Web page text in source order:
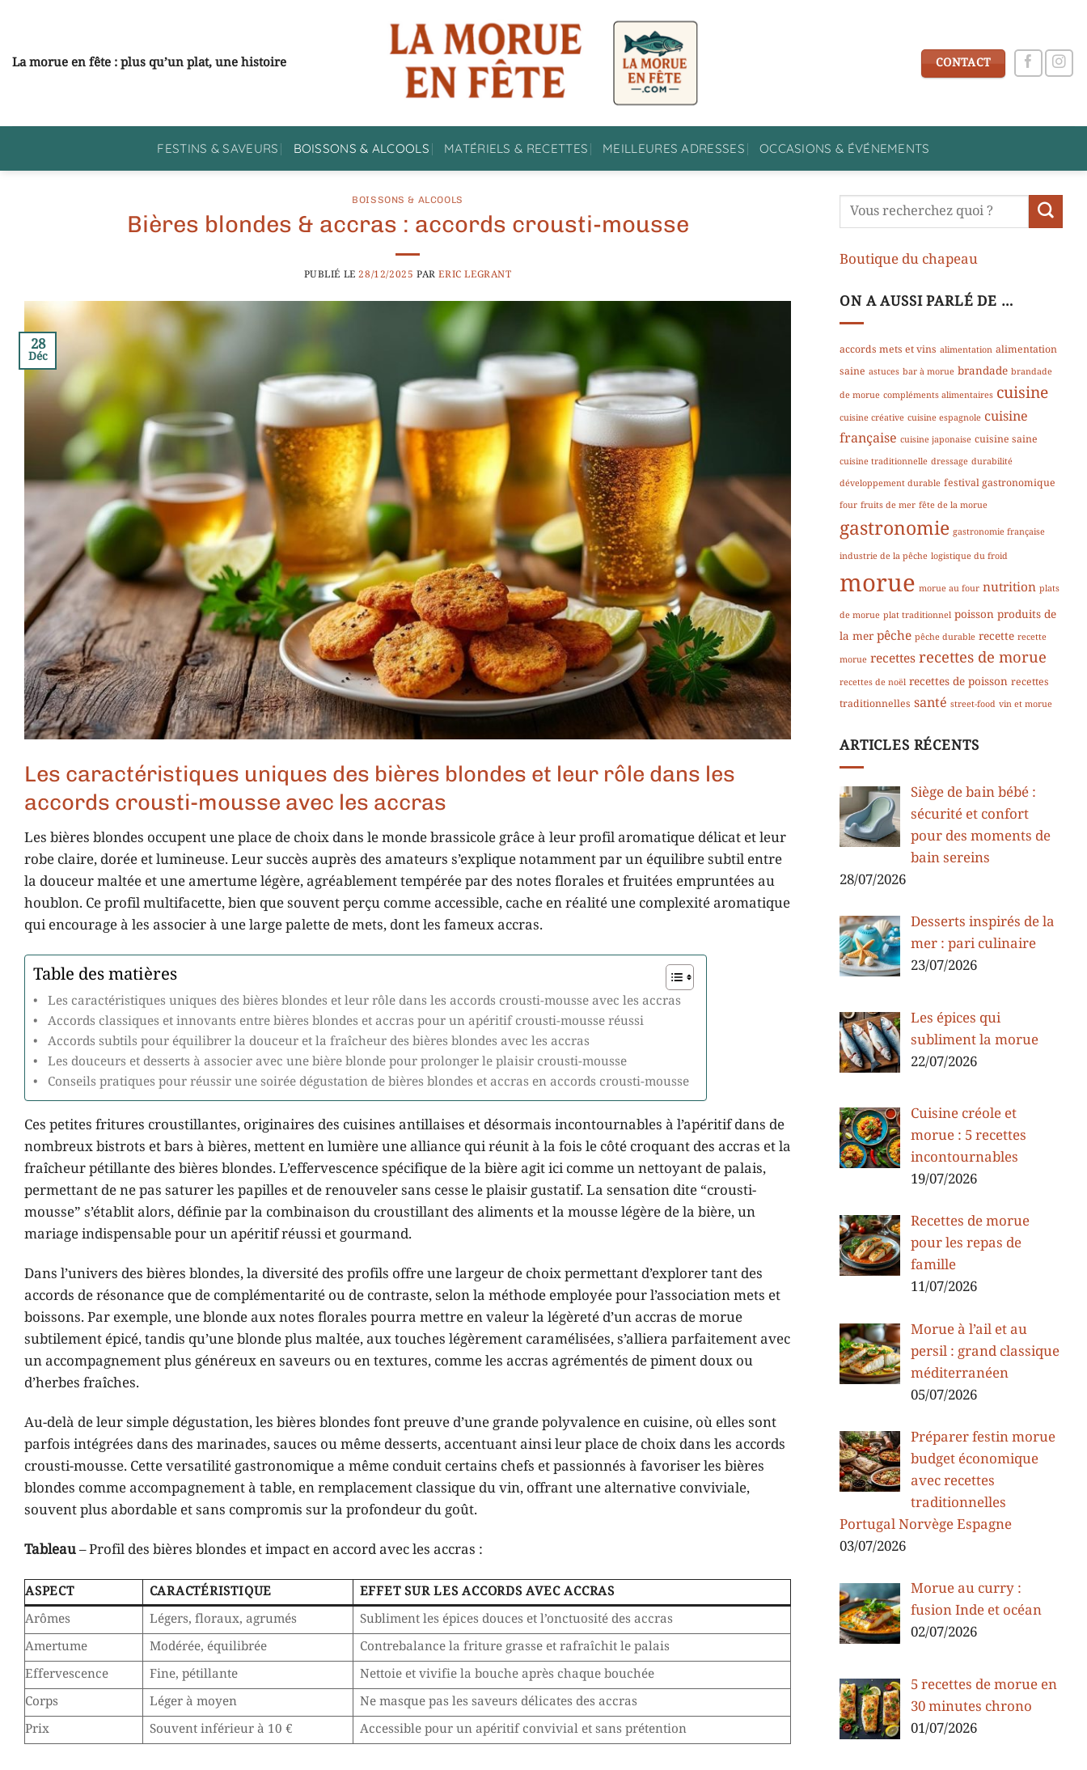
contenu
La morue en fête : plus qu’un plat, une histoire CONTACT
FESTINS & SAVEURS BOISSONS & ALCOOLS MATÉRIELS & RECETTES MEILLEURES ADRESSES OCCASIONS & ÉVÉNEMENTS
BOISSONS & ALCOOLS
Bières blondes & accras : accords crousti-mousse
PUBLIÉ LE28/12/2025 PARERIC LEGRANT
28
Déc
Les caractéristiques uniques des bières blondes et leur rôle dans les
accords crousti-mousse avec les accras
Les bières blondes occupent une place de choix dans le monde brassicole grâce à leur profil aromatique délicat et leur
robe claire, dorée et lumineuse. Leur succès auprès des amateurs s’explique notamment par un équilibre subtil entre
la douceur maltée et une amertume légère, agréablement tempérée par des notes florales et fruitées empruntées au
houblon. Ce profil multifacette, bien que souvent perçu comme accessible, cache en réalité une complexité aromatique
qui encourage à les associer à une large palette de mets, dont les fameux accras.
Table des matières
Les caractéristiques uniques des bières blondes et leur rôle dans les accords crousti-mousse avec les accras
Accords classiques et innovants entre bières blondes et accras pour un apéritif crousti-mousse réussi
Accords subtils pour équilibrer la douceur et la fraîcheur des bières blondes avec les accras
Les douceurs et desserts à associer avec une bière blonde pour prolonger le plaisir crousti-mousse
Conseils pratiques pour réussir une soirée dégustation de bières blondes et accras en accords crousti-mousse
Ces petites fritures croustillantes, originaires des cuisines antillaises et désormais incontournables à l’apéritif dans de
nombreux bistrots et bars à bières, mettent en lumière une alliance qui réunit à la fois le côté croquant des accras et la
fraîcheur pétillante des bières blondes. L’effervescence spécifique de la bière agit ici comme un nettoyant de palais,
permettant de ne pas saturer les papilles et de renouveler sans cesse le plaisir gustatif. La sensation dite “crousti-
mousse” s’établit alors, définie par la combinaison du croustillant des aliments et la mousse légère de la bière, un
mariage indispensable pour un apéritif réussi et gourmand.
Dans l’univers des bières blondes, la diversité des profils offre une largeur de choix permettant d’explorer tant des
accords de résonance que de complémentarité ou de contraste, selon la méthode employée pour l’association mets et
boissons. Par exemple, une blonde aux notes florales pourra mettre en valeur la légèreté d’un accras de morue
subtilement épicé, tandis qu’une blonde plus maltée, aux touches légèrement caramélisées, s’alliera parfaitement avec
un accompagnement plus généreux en saveurs ou en textures, comme les accras agrémentés de piment doux ou
d’herbes fraîches.
Au-delà de leur simple dégustation, les bières blondes font preuve d’une grande polyvalence en cuisine, où elles sont
parfois intégrées dans des marinades, sauces ou même desserts, accentuant ainsi leur place de choix dans les accords
crousti-mousse. Cette versatilité gastronomique a même conduit certains chefs et passionnés à favoriser les bières
blondes comme accompagnement à table, en remplacement classique du vin, offrant une alternative conviviale,
souvent plus abordable et sans compromis sur la profondeur du goût.
Tableau– Profil des bières blondes et impact en accord avec les accras :
ASPECT CARACTÉRISTIQUE
EFFET SUR LES ACCORDS AVEC ACCRAS
Arômes
Légers, floraux, agrumés
Subliment les épices douces et l’onctuosité des accras
Amertume
Modérée, équilibrée
Contrebalance la friture grasse et rafraîchit le palais
Effervescence
Fine, pétillante
Nettoie et vivifie la bouche après chaque bouchée
Corps
Léger à moyen
Ne masque pas les saveurs délicates des accras
Prix
Souvent inférieur à 10 € Accessible pour un apéritif convivial et sans prétention
Boutique du chapeau
ON A AUSSI PARLÉ DE …
accords mets et vins alimentation alimentation
saine astuces bar à morue brandade brandade
de morue compléments alimentaires cuisine
cuisine créative cuisine espagnole cuisine
française cuisine japonaise cuisine saine
cuisine traditionnelle dressage durabilité
développement durable festival gastronomique
four fruits de mer fête de la morue
gastronomie gastronomie française
industrie de la pêche logistique du froid
morue morue au four nutrition plats
de morue plat traditionnel poisson produits de
la mer pêche pêche durable recette recette
morue recettes recettes de morue
recettes de noël recettes de poisson recettes
traditionnelles santé street-food vin et morue
ARTICLES RÉCENTS
Siège de bain bébé :
sécurité et confort
pour des moments de
bain sereins
28/07/2026
Desserts inspirés de la
mer : pari culinaire
23/07/2026
Les épices qui
subliment la morue
22/07/2026
Cuisine créole et
morue : 5 recettes
incontournables
19/07/2026
Recettes de morue
pour les repas de
famille
11/07/2026
Morue à l’ail et au
persil : grand classique
méditerranéen
05/07/2026
Préparer festin morue
budget économique
avec recettes
traditionnelles
Portugal Norvège Espagne
03/07/2026
Morue au curry :
fusion Inde et océan
02/07/2026
5 recettes de morue en
30 minutes chrono
01/07/2026